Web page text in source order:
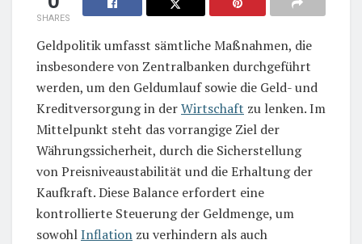
SHARES
Geldpolitik umfasst sämtliche Maßnahmen, die
insbesondere von Zentralbanken durchgeführt
werden, um den Geldumlauf sowie die Geld- und
Kreditversorgung in derWirtschaft zu lenken. Im
Mittelpunkt steht das vorrangige Ziel der
Währungssicherheit, durch die Sicherstellung
von Preisniveaustabilität und die Erhaltung der
Kaufkraft. Diese Balance erfordert eine
kontrollierte Steuerung der Geldmenge, um
sowohlInflation zu verhindern als auch